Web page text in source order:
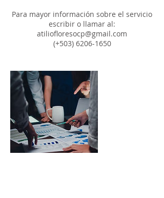
Para mayor información sobre el servicio
escribir o llamar al:
atiliofloresocp@gmail.com
(+503) 6206-1650